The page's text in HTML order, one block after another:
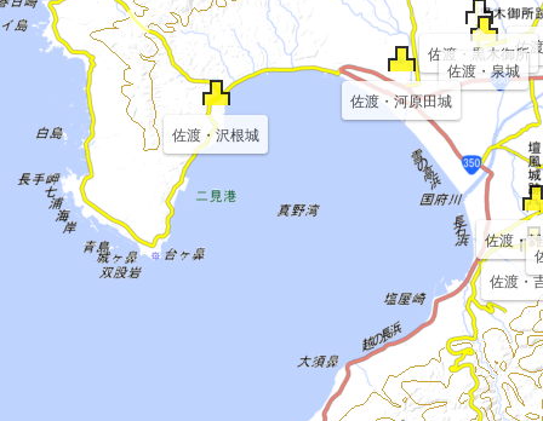
佐渡・
佐
佐渡・沢根城
佐渡・黒木御所
佐渡・泉城
佐渡・河原田城
佐渡・